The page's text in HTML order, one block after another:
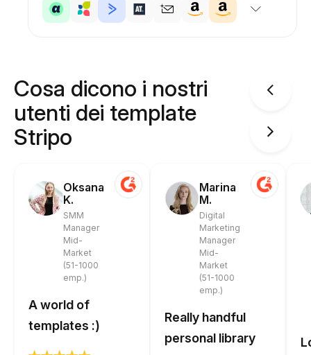
Cosa dicono i nostri
utenti dei template
Stripo
Oksana
K.
SMM
Manager
Mid-
Market
(51-1000
emp.)
A world of
templates :)
Marina
M.
Digital
Marketing
Manager
Mid-
Market
(51-1000
emp.)
Really handful
personal library